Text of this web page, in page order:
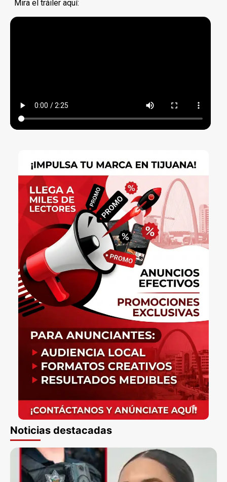
Mira el tráiler aquí:
Noticias destacadas